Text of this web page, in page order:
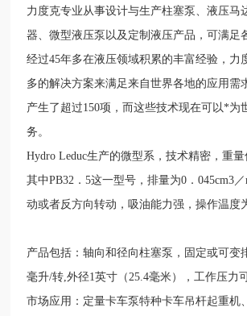
力度克专业从事设计与生产柱塞泵、液压马
器、微型液压泵以及定制液压产品，可满足
经过45年多在液压领域积累的丰富经验，力
多的解决方案来满足来自世界各地的应用需
产生了超过150项，而这些技术现在可以*为
务。
Hydro Leduc生产的微型系，技术精密，重量
其中PB32．5这一型号，排量为0．045cm3
动或者反方向转动，吸油能力强，操作温度
产品包括：轴向和径向柱塞泵，固定或可变
毫升/转,外径1英寸（25.4毫米），工作压力
市场应用：定量卡车泵特种卡车吊杆起重机